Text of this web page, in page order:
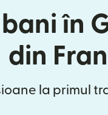
în
din
la primul